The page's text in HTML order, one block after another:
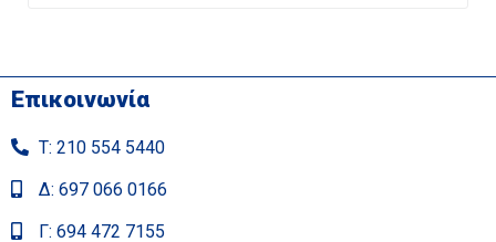
Επικοινωνία
Τ: 210 554 5440
Δ: 697 066 0166
Γ: 694 472 7155